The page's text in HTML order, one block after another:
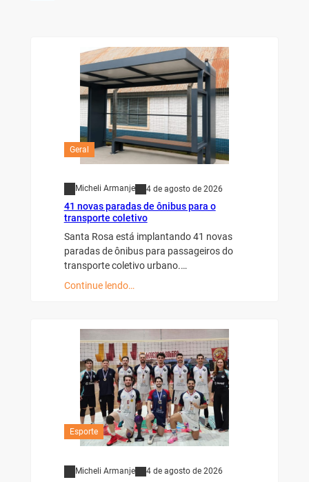
Geral
Micheli Armanje 4 de agosto de 2026
41 novas paradas de ônibus para o
transporte coletivo
Santa Rosa está implantando 41 novas
paradas de ônibus para passageiros do
transporte coletivo urbano.…
Continue lendo…
Esporte
Micheli Armanje 4 de agosto de 2026